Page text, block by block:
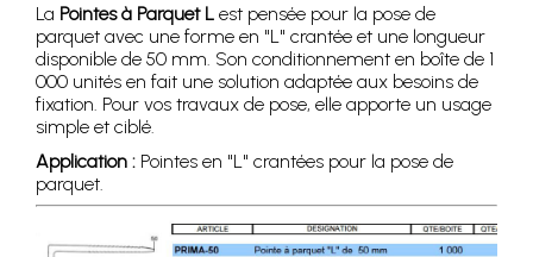
La Pointes à Parquet L est pensée pour la pose de
parquet avec une forme en "L" crantée et une longueur
disponible de 50 mm. Son conditionnement en boîte de 1
000 unités en fait une solution adaptée aux besoins de
fixation. Pour vos travaux de pose, elle apporte un usage
simple et ciblé.
Application : Pointes en "L" crantées pour la pose de
parquet.